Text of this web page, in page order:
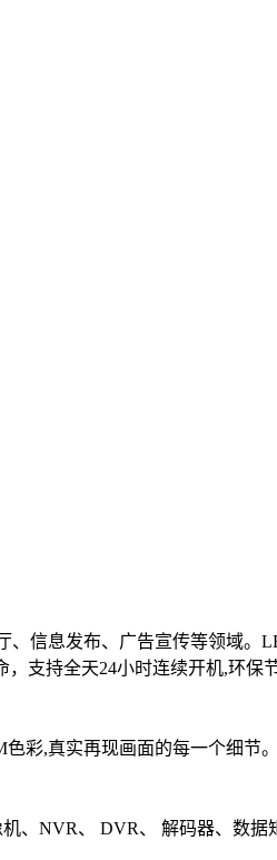
信息发布、广告宣传等领域。
支持全天24小时连续开机,环保
彩,真实再现画面的每一个细节。
NVR、 DVR、 解码器、数据